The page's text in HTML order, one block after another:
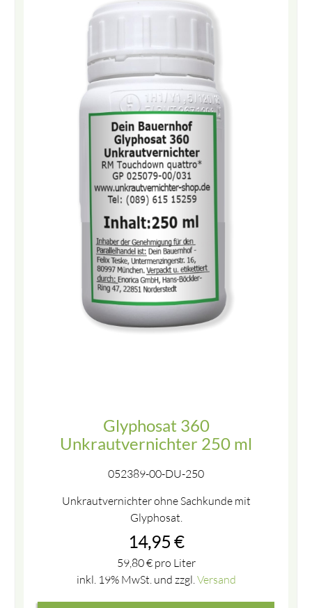
Glyphosat 360
Unkrautvernichter 250 ml
052389-00-DU-250
Unkrautvernichter ohne Sachkunde mit
Glyphosat.
14,95 €
59,80€pro Liter
inkl. 19% MwSt. und zzgl.Versand